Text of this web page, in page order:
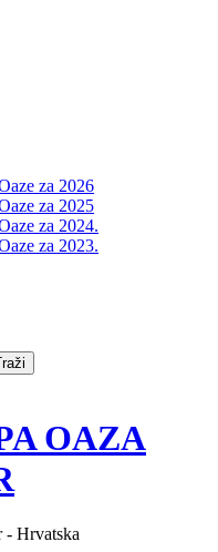
za 2026
za 2025
za 2024.
za 2023.
OAZA
- Hrvatska